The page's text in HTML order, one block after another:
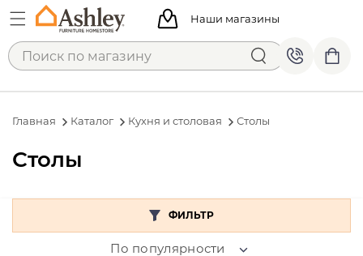
Наши магазины
Главная Каталог Кухня и столовая Столы
Столы
ФИЛЬТР
По популярности